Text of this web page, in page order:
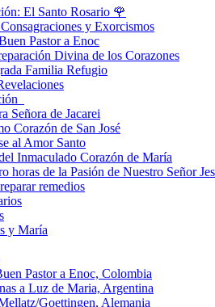
El Santo Rosario 🌹
y Exorcismos
Pastor a Enoc
Divina de los Corazones
Familia Refugio
Señora de Jacarei
Corazón de San José
al Amor Santo
Inmaculado Corazón de María
horas de la Pasión de Nuestro Señor
remedios
y María
Pastor a Enoc, Colombia
a Luz de Maria, Argentina
Goettingen, Alemania